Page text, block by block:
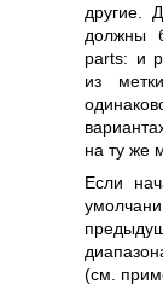
другие.
должны
parts: и
из
на ту же
Если
(см.